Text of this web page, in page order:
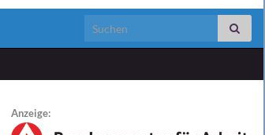
Search for:
Anzeige: